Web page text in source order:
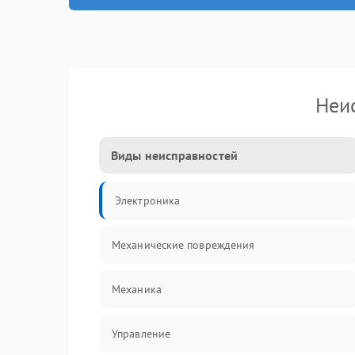
Виды неисправностей
Электроника
Механические повреждения
Механика
Управление